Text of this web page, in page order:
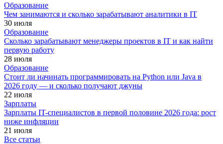
Образование
Чем занимаются и сколько зарабатывают аналитики в IT
30 июля
Образование
Сколько зарабатывают менеджеры проектов в IT и как найти
первую работу
28 июля
Образование
Стоит ли начинать программировать на Python или Java в
2026 году — и сколько получают джуны
22 июля
Зарплаты
Зарплаты IT-специалистов в первой половине 2026 года: рост
ниже инфляции
21 июля
Все статьи